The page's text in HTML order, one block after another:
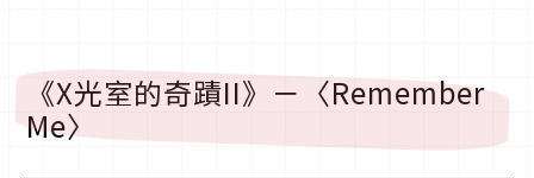
《X光室的奇蹟II》－〈Remember
Me〉